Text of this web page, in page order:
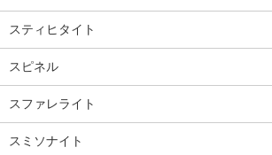
スティヒタイト
スピネル
スファレライト
スミソナイト